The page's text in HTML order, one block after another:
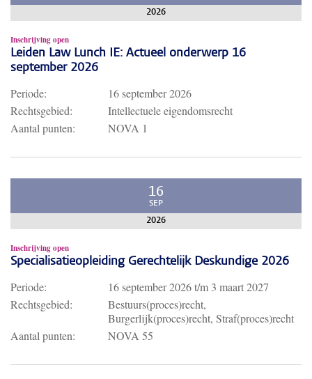
2026
Inschrijving open
Leiden Law Lunch IE: Actueel onderwerp 16
september 2026
Periode:
16 september 2026
Rechtsgebied:
Intellectuele eigendomsrecht
Aantal punten:
NOVA 1
16
SEP
2026
Inschrijving open
Specialisatieopleiding Gerechtelijk Deskundige 2026
Periode: 16 september 2026t/m 3 maart 2027
Rechtsgebied:
Bestuurs(proces)recht,
Burgerlijk(proces)recht, Straf(proces)recht
Aantal punten:
NOVA 55